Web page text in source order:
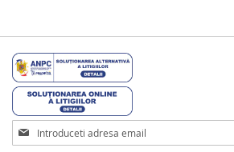
Inscrieti-
va